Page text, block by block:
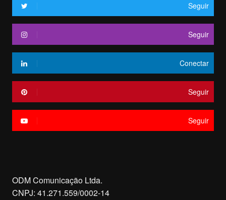
Seguir
Seguir
Conectar
Seguir
Seguir
ODM Comunicação Ltda.
CNPJ: 41.271.559/0002-14